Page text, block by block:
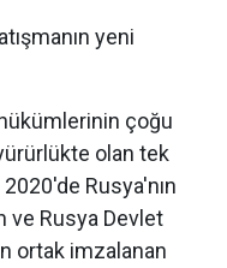
yeni
çoğu
olan tek
Rusya'nın
ve Rusya Devlet
ortak imzalanan